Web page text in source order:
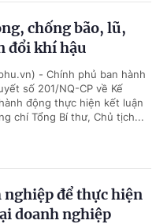
chống bão, lũ,
đổi khí hậu
- Chính phủ ban hành
số 201/NQ-CP về Kế
động thực hiện kết luận
chí Tổng Bí thư, Chủ tịch...
để thực hiện
doanh nghiệp